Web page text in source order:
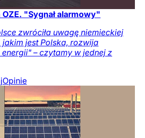
"Sygnał alarmowy"
zwróciła uwagę niemieckiej
jest Polska, rozwija
– czytamy w jednej z
Opinie